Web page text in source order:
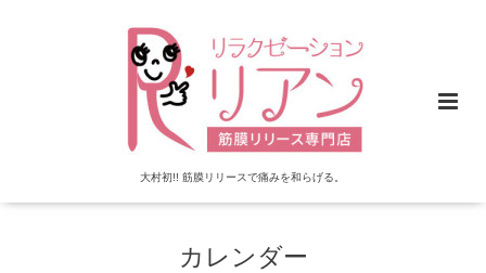
大村初!! 筋膜リリースで痛みを和らげる。
カレンダー